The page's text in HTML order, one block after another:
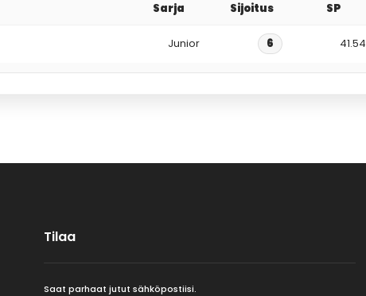
Sarja Sijoitus SP
Junior 6 41.54
Tilaa
Saat parhaat jutut sähköpostiisi.